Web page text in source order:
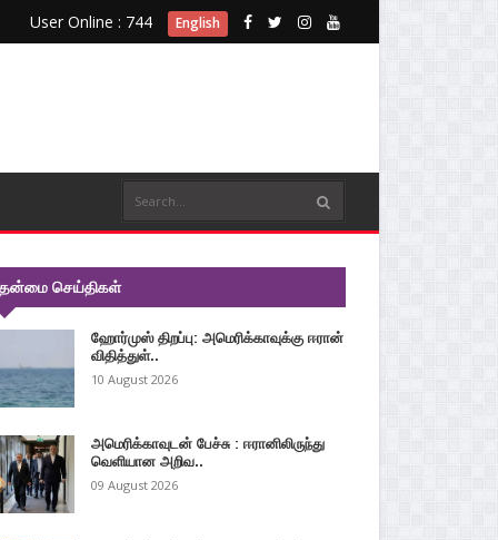
User Online : 744 English
செய்திகள்
ஹோர்முஸ் திறப்பு: அமெரிக்காவுக்கு ஈரான்
விதித்துள்..
10 August 2026
அமெரிக்காவுடன் பேச்சு : ஈரானிலிருந்து
வெளியான அறிவ..
09 August 2026